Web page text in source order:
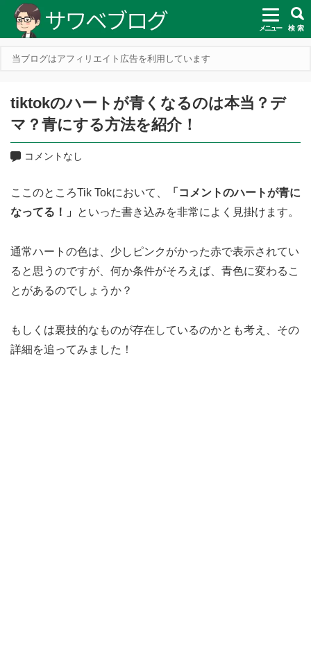
メニュー 検 索
当ブログはアフィリエイト広告を利用しています
tiktokのハートが青くなるのは本当？デ
マ？青にする方法を紹介！
コメントなし
ここのところTik Tokにおいて、
「コメントのハートが青に
なってる！」
といった書き込みを非常によく見掛けます。
通常ハートの色は、少しピンクがかった赤で表示されてい
ると思うのですが、何か条件がそろえば、青色に変わるこ
とがあるのでしょうか？
もしくは裏技的なものが存在しているのかとも考え、その
詳細を追ってみました！